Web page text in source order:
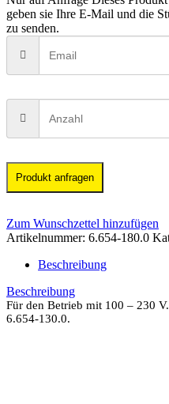
geben sie Ihre E-Mail und die
zu senden.
Produkt anfragen
Zum Wunschzettel hinzufügen
Artikelnummer: 6.654-180.0
Beschreibung
Beschreibung
Für den Betrieb mit 100 – 230
6.654-130.0.